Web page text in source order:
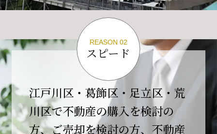
翌日より通常営業いたします。
【開業10周年のご挨拶】
平素より格別のご高配を賜り、誠にありがとう
ございます。
おかげさまで当社は、2026年2月1日をもちまし
て開業10周年を迎えることができました。
REASON 02
スピード
江戸川区・葛飾区・足立区・荒
川区で不動産の購入を検討の
方、ご売却を検討の方、不動産